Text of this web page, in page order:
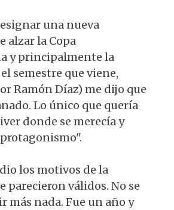
una nueva
alzar la Copa
y principalmente la
semestre que viene,
Ramón Díaz) me dijo que
Lo único que quería
donde se merecía y
los motivos de la
parecieron válidos. No se
más nada. Fue un año y